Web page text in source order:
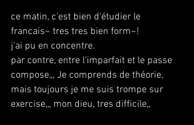
ce matin, c'est bien d'étudier le
francais~ tres tres bien form~!
j'ai pu en concentre.
par contre, entre l'imparfait et le passe
compose,,, Je comprends de théorie,
mais toujours je me suis trompe sur
exercise,,, mon dieu, tres difficile,,